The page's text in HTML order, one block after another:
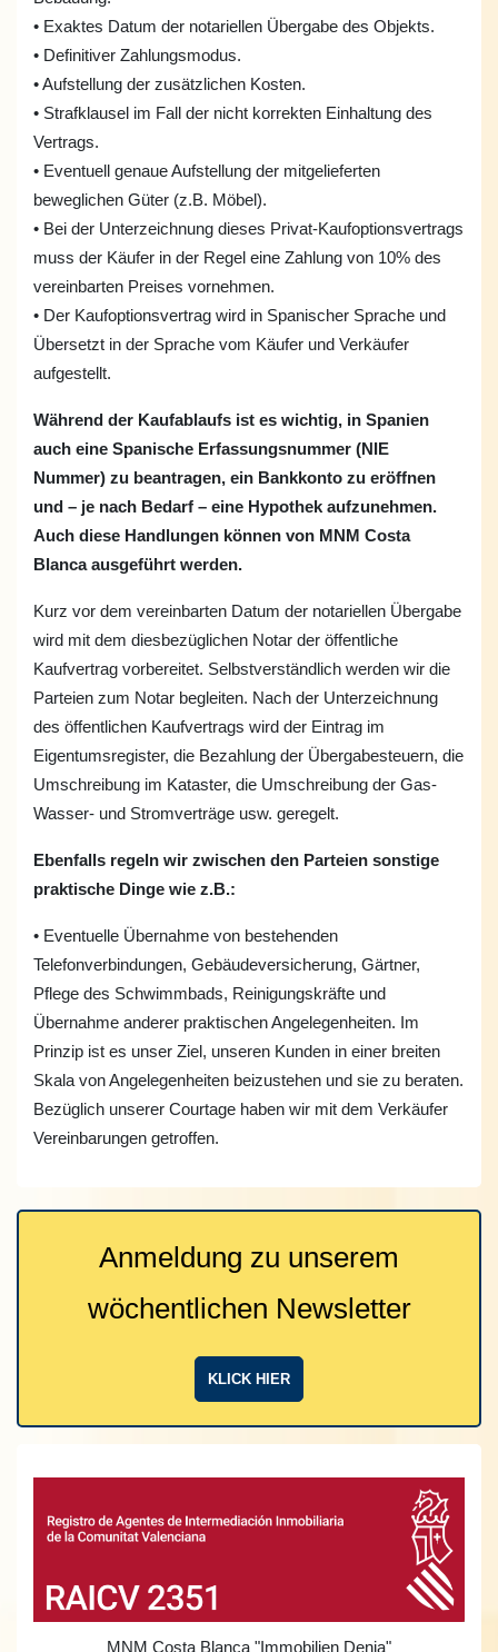
• Exaktes Datum der notariellen Übergabe des Objekts.
• Definitiver Zahlungsmodus.
• Aufstellung der zusätzlichen Kosten.
• Strafklausel im Fall der nicht korrekten Einhaltung des
Vertrags.
• Eventuell genaue Aufstellung der mitgelieferten
beweglichen Güter (z.B. Möbel).
• Bei der Unterzeichnung dieses Privat-Kaufoptionsvertrags
muss der Käufer in der Regel eine Zahlung von 10% des
vereinbarten Preises vornehmen.
• Der Kaufoptionsvertrag wird in Spanischer Sprache und
Übersetzt in der Sprache vom Käufer und Verkäufer
aufgestellt.
Während der Kaufablaufs ist es wichtig, in Spanien
auch eine Spanische Erfassungsnummer (NIE
Nummer) zu beantragen, ein Bankkonto zu eröffnen
und – je nach Bedarf – eine Hypothek aufzunehmen.
Auch diese Handlungen können von MNM Costa
Blanca ausgeführt werden.
Kurz vor dem vereinbarten Datum der notariellen Übergabe
wird mit dem diesbezüglichen Notar der öffentliche
Kaufvertrag vorbereitet. Selbstverständlich werden wir die
Parteien zum Notar begleiten. Nach der Unterzeichnung
des öffentlichen Kaufvertrags wird der Eintrag im
Eigentumsregister, die Bezahlung der Übergabesteuern, die
Umschreibung im Kataster, die Umschreibung der Gas-
Wasser- und Stromverträge usw. geregelt.
Ebenfalls regeln wir zwischen den Parteien sonstige
praktische Dinge wie z.B.:
• Eventuelle Übernahme von bestehenden
Telefonverbindungen, Gebäudeversicherung, Gärtner,
Pflege des Schwimmbads, Reinigungskräfte und
Übernahme anderer praktischen Angelegenheiten. Im
Prinzip ist es unser Ziel, unseren Kunden in einer breiten
Skala von Angelegenheiten beizustehen und sie zu beraten.
Bezüglich unserer Courtage haben wir mit dem Verkäufer
Vereinbarungen getroffen.
Anmeldung zu unserem
wöchentlichen Newsletter
KLICK HIER
MNM Costa Blanca "Immobilien Denia"